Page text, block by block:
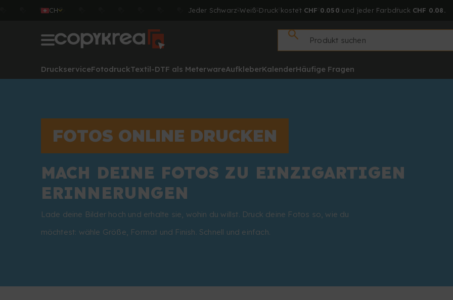
CH Jeder Schwarz-Weiß-Druck kostet CHF 0.050 und jeder Farbdruck CHF 0.08.
DruckserviceFotodruckTextil-DTF als MeterwareAufkleberKalenderHäufige Fragen
FOTOS ONLINE DRUCKEN
MACH DEINE FOTOS ZU EINZIGARTIGEN
ERINNERUNGEN
Lade deine Bilder hoch und erhalte sie, wohin du willst. Druck deine Fotos so, wie du
möchtest: wähle Größe, Format und Finish. Schnell und einfach.